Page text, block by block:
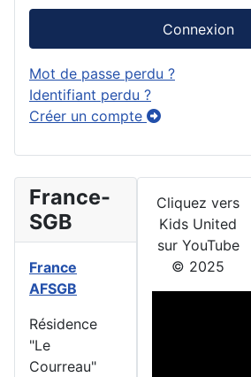
Connexion
Mot de passe perdu ?
Identifiant perdu ?
Créer un compte
France-
SGB
France
AFSGB
Résidence
"Le
Courreau"
Cliquez vers
Kids United
sur YouTube
© 2025